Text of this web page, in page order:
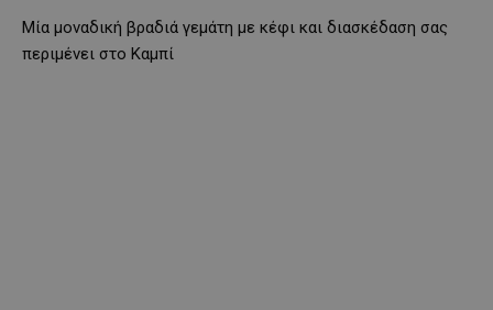
Μία μοναδική βραδιά γεμάτη με κέφι και διασκέδαση σας
περιμένει στο Καμπί